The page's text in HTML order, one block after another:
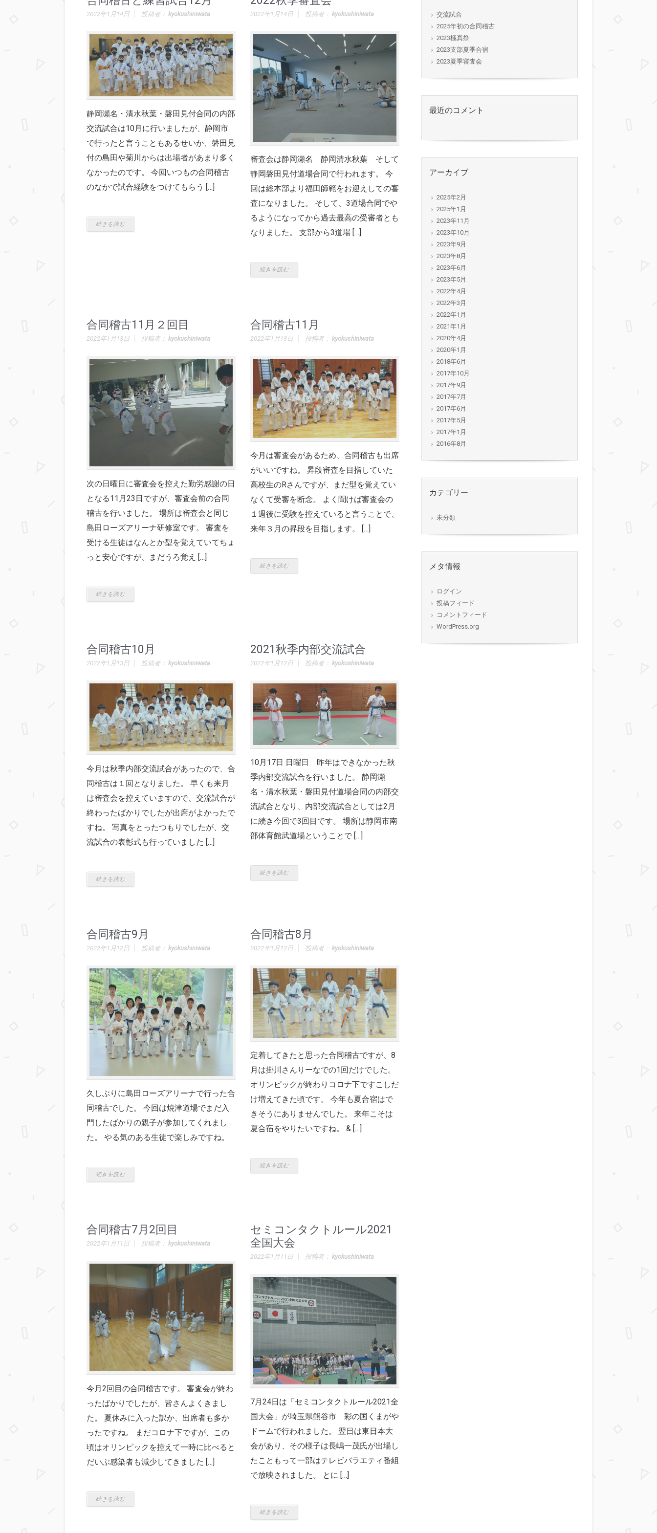
2022年1月14日 投稿者： kyokushiniwata
静岡瀬名・清水秋葉・磐田見付合同の内部
交流試合は10月に行いましたが、静岡市
で行ったと言うこともあるせいか、磐田見
付の島田や菊川からは出場者があまり多く
なかったのです。 今回いつもの合同稽古
のなかで試合経験をつけてもらう […]
続きを読む
2022年1月14日 投稿者： kyokushiniwata
審査会は静岡瀬名 静岡清水秋葉 そして
静岡磐田見付道場合同で行われます。 今
回は総本部より福田師範をお迎えしての審
査になりました。 そして、3道場合同でや
るようになってから過去最高の受審者とも
なりました。 支部から3道場 […]
続きを読む
合同稽古11月２回目
2022年1月13日 投稿者： kyokushiniwata
次の日曜日に審査会を控えた勤労感謝の日
となる11月23日ですが、審査会前の合同
稽古を行いました。 場所は審査会と同じ
島田ローズアリーナ研修室です。 審査を
受ける生徒はなんとか型を覚えていてちょ
っと安心ですが、まだうろ覚え […]
続きを読む
合同稽古11月
2022年1月13日 投稿者： kyokushiniwata
今月は審査会があるため、合同稽古も出席
がいいですね。 昇段審査を目指していた
高校生のRさんですが、まだ型を覚えてい
なくて受審を断念。 よく聞けば審査会の
１週後に受験を控えていると言うことで、
来年３月の昇段を目指します。 […]
続きを読む
合同稽古10月
2022年1月13日 投稿者： kyokushiniwata
今月は秋季内部交流試合があったので、合
同稽古は１回となりました。 早くも来月
は審査会を控えていますので、交流試合が
終わったばかりでしたが出席がよかったで
すね。 写真をとったつもりでしたが、交
流試合の表彰式も行っていました […]
続きを読む
2021秋季内部交流試合
2022年1月12日 投稿者： kyokushiniwata
10月17日 日曜日 昨年はできなかった秋
季内部交流試合を行いました。 静岡瀬
名・清水秋葉・磐田見付道場合同の内部交
流試合となり、内部交流試合としては2月
に続き今回で3回目です。 場所は静岡市南
部体育館武道場ということで […]
続きを読む
合同稽古9月
2022年1月12日 投稿者： kyokushiniwata
久しぶりに島田ローズアリーナで行った合
同稽古でした。 今回は焼津道場でまだ入
門したばかりの親子が参加してくれまし
た。 やる気のある生徒で楽しみですね。
続きを読む
合同稽古8月
2022年1月12日 投稿者： kyokushiniwata
定着してきたと思った合同稽古ですが、8
月は掛川さんりーなでの1回だけでした。
オリンピックが終わりコロナ下ですこしだ
け増えてきた頃です。 今年も夏合宿はで
きそうにありませんでした。 来年こそは
夏合宿をやりたいですね。 & […]
続きを読む
合同稽古7月2回目
2022年1月11日 投稿者： kyokushiniwata
今月2回目の合同稽古です。 審査会が終わ
ったばかりでしたが、皆さんよくきまし
た。 夏休みに入った訳か、出席者も多か
ったですね。 まだコロナ下ですが、この
頃はオリンピックを控えて一時に比べると
だいぶ感染者も減少してきました […]
続きを読む
セミコンタクトルール2021
全国大会
2022年1月11日 投稿者： kyokushiniwata
7月24日は「セミコンタクトルール2021全
国大会」が埼玉県熊谷市 彩の国くまがや
ドームで行われました。 翌日は東日本大
会があり、その様子は長嶋一茂氏が出場し
たこともって一部はテレビバラエティ番組
で放映されました。 とに […]
続きを読む
交流試合
2025年初の合同稽古
2023極真祭
2023支部夏季合宿
2023夏季審査会
最近のコメント
アーカイブ
2025年2月
2025年1月
2023年11月
2023年10月
2023年9月
2023年8月
2023年6月
2023年5月
2022年4月
2022年3月
2022年1月
2021年1月
2020年4月
2020年1月
2018年6月
2017年10月
2017年9月
2017年7月
2017年6月
2017年5月
2017年1月
2016年8月
カテゴリー
未分類
メタ情報
ログイン
投稿フィード
コメントフィード
WordPress.org